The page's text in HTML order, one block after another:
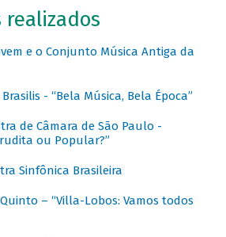
realizados
e o Conjunto Música Antiga da
- “Bela Música, Bela Época”
de Câmara de São Paulo -
ou Popular?”
Sinfônica Brasileira
– “Villa-Lobos: Vamos todos